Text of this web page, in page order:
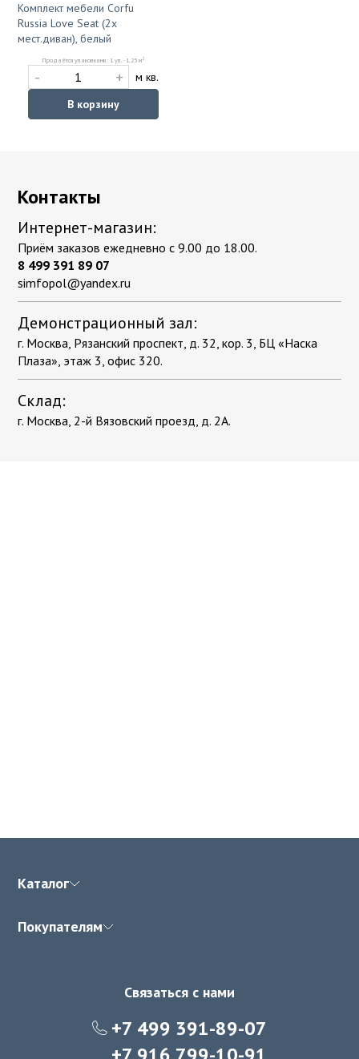
Комплект мебели Corfu
Russia Love Seat (2х
мест.диван), белый
Продаётся упаковками: 1 уп. - 1.25 м2
- +
м кв.
В корзину
Контакты
Интернет-магазин:
Приём заказов ежедневно с 9.00 до 18.00.
8 499 391 89 07
simfopol@yandex.ru
Демонстрационный зал:
г. Москва, Рязанский проспект, д. 32, кор. 3, БЦ «Наска
Плаза», этаж 3, офис 320.
Склад:
г. Москва, 2-й Вязовский проезд, д. 2А.
Каталог
Покупателям
Связаться с нами
+7 499 391-89-07